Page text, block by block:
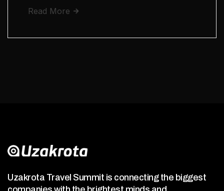
Read More
Uzakrota Travel Summit is connecting the biggest